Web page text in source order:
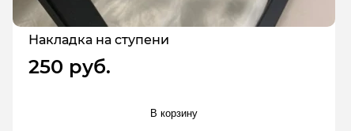
Накладка на ступени
250 руб.
В корзину